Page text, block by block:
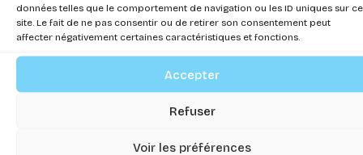
données telles que le comportement de navigation ou les ID uniques sur ce
site. Le fait de ne pas consentir ou de retirer son consentement peut
affecter négativement certaines caractéristiques et fonctions.
Accepter
Refuser
Voir les préférences